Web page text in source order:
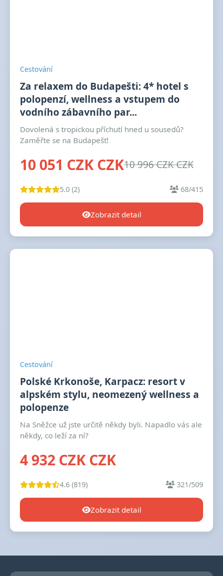
Cestování
Za relaxem do Budapešti: 4* hotel s
polopenzí, wellness a vstupem do
vodního zábavního par...
Dovolená s tropickou příchutí hned u sousedů?
Zaměřte se na Budapešť!
10 051 CZK CZK10 996 CZK CZK
5.0 (2) 68/415
Zobrazit detail
Cestování
Polské Krkonoše, Karpacz: resort v
alpském stylu, neomezený wellness a
polopenze
Na Sněžce už jste určitě někdy byli. Napadlo vás ale
někdy, co leží za ní?
4 932 CZK CZK
4.6 (819) 321/509
Zobrazit detail